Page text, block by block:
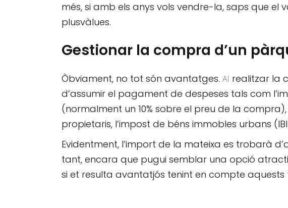
més, si amb els anys vols vendre-la, saps que el
plusvàlues.
Gestionar la compra d’un
Òbviament, no tot són avantatges. Al realitzar la
d’assumir el pagament de despeses tals com
(normalment un 10% sobre el preu de la
propietaris, l’impost de béns immobles urbans
Evidentment, l’import de la mateixa es trobarà
tant, encara que pugui semblar una opció
si et resulta avantatjós tenint en compte aquests